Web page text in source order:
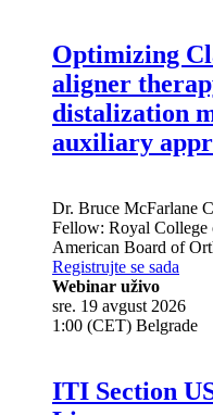
Optimizing
aligner
distalization
auxiliary
Dr. Bruce McFarlane
Fellow: Royal College
American Board of
Registrujte se sada
Webinar uživo
sre. 19 avgust 2026
1:00 (CET) Belgrade
ITI Section